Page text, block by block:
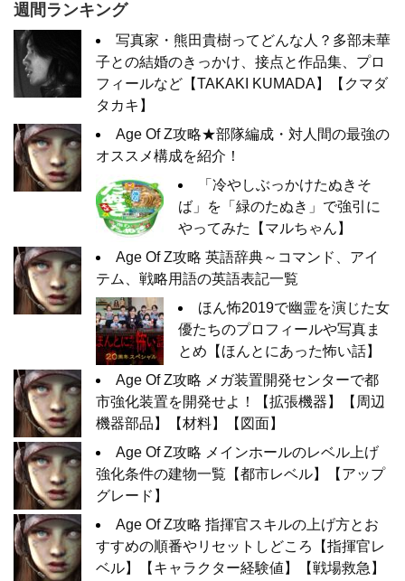
週間ランキング
写真家・熊田貴樹ってどんな人？多部未華
子との結婚のきっかけ、接点と作品集、プロ
フィールなど【TAKAKI KUMADA】【クマダ
タカキ】
Age Of Z攻略★部隊編成・対人間の最強の
オススメ構成を紹介！
「冷やしぶっかけたぬきそ
ば」を「緑のたぬき」で強引に
やってみた【マルちゃん】
Age Of Z攻略 英語辞典～コマンド、アイ
テム、戦略用語の英語表記一覧
ほん怖2019で幽霊を演じた女
優たちのプロフィールや写真ま
とめ【ほんとにあった怖い話】
Age Of Z攻略 メガ装置開発センターで都
市強化装置を開発せよ！【拡張機器】【周辺
機器部品】【材料】【図面】
Age Of Z攻略 メインホールのレベル上げ
強化条件の建物一覧【都市レベル】【アップ
グレード】
Age Of Z攻略 指揮官スキルの上げ方とお
すすめの順番やリセットしどころ【指揮官レ
ベル】【キャラクター経験値】【戦場救急】